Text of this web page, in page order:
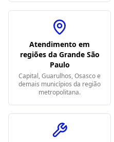
Atendimento em
regiões da Grande São
Paulo
Capital, Guarulhos, Osasco e
demais municípios da região
metropolitana.